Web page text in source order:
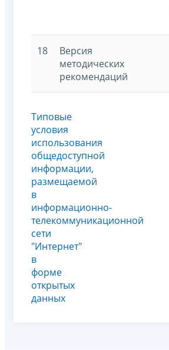
18
Версия
методических
рекомендаций
Типовые
условия
использования
общедоступной
информации,
размещаемой
в
информационно-
телекоммуникационной
сети
"Интернет"
в
форме
открытых
данных